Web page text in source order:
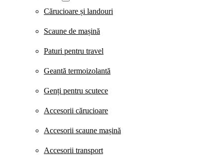
Cărucioare și landouri
Scaune de mașină
Paturi pentru travel
Geantă termoizolantă
Genți pentru scutece
Accesorii cărucioare
Accesorii scaune mașină
Accesorii transport